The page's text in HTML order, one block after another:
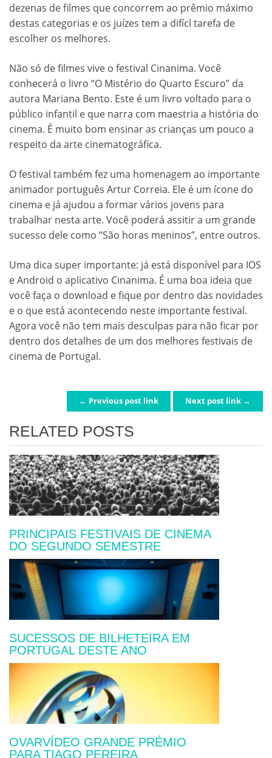
dezenas de filmes que concorrem ao prêmio máximo
destas categorias e os juízes tem a difícl tarefa de
escolher os melhores.
Não só de filmes vive o festival Cinanima. Você
conhecerá o livro “O Mistério do Quarto Escuro” da
autora Mariana Bento. Este é um livro voltado para o
público infantil e que narra com maestria a história do
cinema. É muito bom ensinar as crianças um pouco a
respeito da arte cinematográfica.
O festival também fez uma homenagem ao importante
animador português Artur Correia. Ele é um ícone do
cinema e já ajudou a formar vários jovens para
trabalhar nesta arte. Você poderá assitir a um grande
sucesso dele como “São horas meninos”, entre outros.
Uma dica super importante: já está disponível para IOS
e Android o aplicativo Cinanima. É uma boa ideia que
você faça o download e fique por dentro das novidades
e o que está acontecendo neste importante festival.
Agora você não tem mais desculpas para não ficar por
dentro dos detalhes de um dos melhores festivais de
cinema de Portugal.
POST NAVIGATION
← Previous post link Next post link →
RELATED POSTS
PRINCIPAIS FESTIVAIS DE CINEMA
DO SEGUNDO SEMESTRE
SUCESSOS DE BILHETEIRA EM
PORTUGAL DESTE ANO
OVARVÍDEO GRANDE PRÉMIO
PARA TIAGO PEREIRA